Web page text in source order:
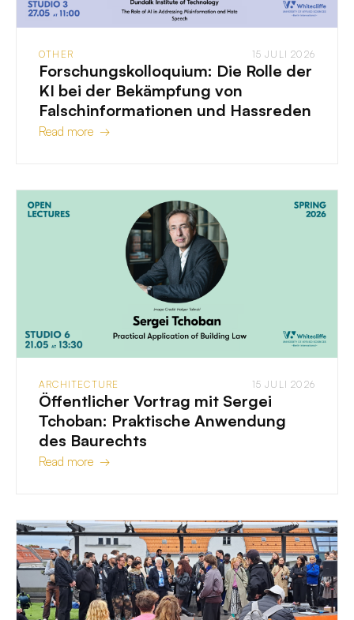
OTHER 15 JULI 2026
Forschungskolloquium: Die Rolle der
KI bei der Bekämpfung von
Falschinformationen und Hassreden
Read more →
ARCHITECTURE 15 JULI 2026
Öffentlicher Vortrag mit Sergei
Tchoban: Praktische Anwendung
des Baurechts
Read more →